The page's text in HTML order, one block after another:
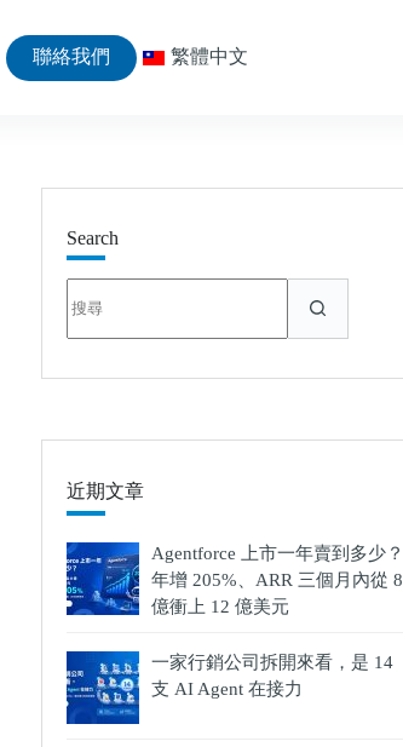
聯絡我們 繁體中文
Search
不
到
件
結
果
近期文章
Agentforce 上市一年賣到多少？
年增 205%、ARR 三個月內從 8
億衝上 12 億美元
一家行銷公司拆開來看，是 14
支 AI Agent 在接力